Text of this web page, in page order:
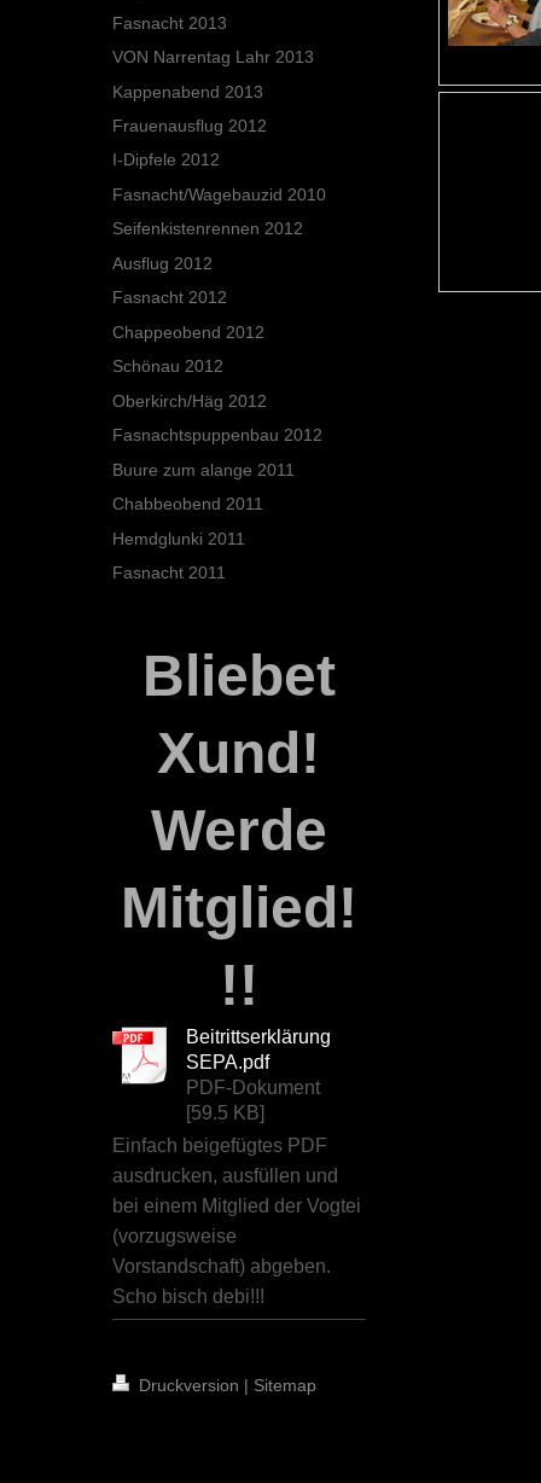
Fasnacht 2013
VON Narrentag Lahr 2013
Kappenabend 2013
Frauenausflug 2012
I-Dipfele 2012
Fasnacht/Wagebauzid 2010
Seifenkistenrennen 2012
Ausflug 2012
Fasnacht 2012
Chappeobend 2012
Schönau 2012
Oberkirch/Häg 2012
Fasnachtspuppenbau 2012
Buure zum alange 2011
Chabbeobend 2011
Hemdglunki 2011
Fasnacht 2011
Bliebet
Xund!
Werde
Mitglied!
!!
Beitrittserklärung
SEPA.pdf
PDF-Dokument
[59.5 KB]
Einfach beigefügtes PDF
ausdrucken, ausfüllen und
bei einem Mitglied der Vogtei
(vorzugsweise
Vorstandschaft) abgeben.
Scho bisch debi!!!
Druckversion | Sitemap